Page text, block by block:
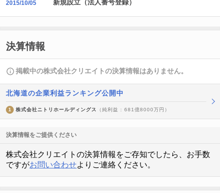
2015/10/05 新規設立（法人番号登録）
決算情報
掲載中の株式会社クリエイトの決算情報はありません。
北海道の企業利益ランキング公開中
1 株式会社ニトリホールディングス （純利益 : 681億8000万円）
決算情報をご提供ください
株式会社クリエイトの決算情報をご存知でしたら、お手数
ですがお問い合わせよりご連絡ください。